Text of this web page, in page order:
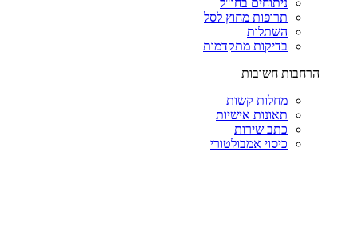
ניתוחים בחו"ל
תרופות מחוץ לסל
השתלות
בדיקות מתקדמות
הרחבות חשובות
מחלות קשות
תאונות אישיות
כתב שירות
כיסוי אמבולטורי